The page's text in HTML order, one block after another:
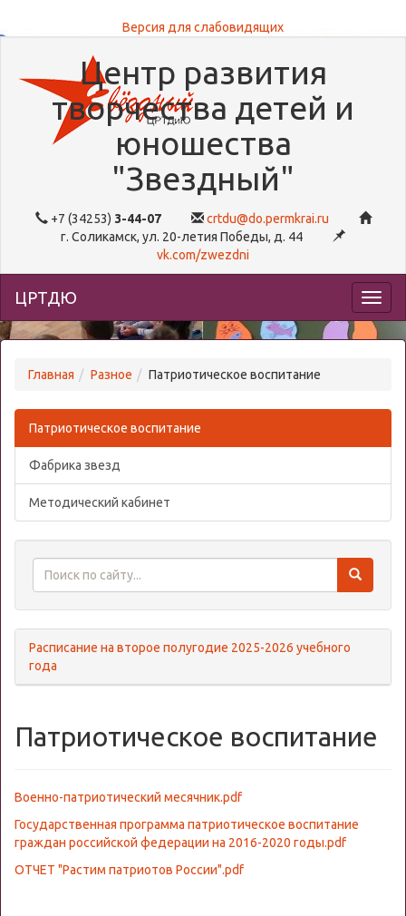
Версия для слабовидящих
Центр развития
творчества детей и
юношества
"Звездный"
+7 (34253) 3-44-07
crtdu@do.permkrai.ru
г. Соликамск, ул. 20-летия Победы, д. 44
vk.com/zwezdni
ЦРТДЮ
Главная Разное Патриотическое воспитание
Патриотическое воспитание
Фабрика звезд
Методический кабинет
Расписание на второе полугодие 2025-2026 учебного
года
Патриотическое воспитание
Военно-патриотический месячник.pdf
Государственная программа патриотическое воспитание
граждан российской федерации на 2016-2020 годы.pdf
ОТЧЕТ "Растим патриотов России".pdf